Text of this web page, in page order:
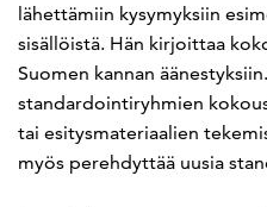
lähettämiin kysymyksiin
sisällöistä. Hän kirjoittaa
Suomen kannan
standardointiryhmien
tai esitysmateriaalien
myös perehdyttää uusia